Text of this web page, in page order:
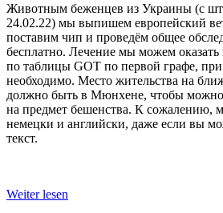
Животным беженцев из Украины (с
24.02.22) мы выпишем европейский
поставим чип и проведём общее
бесплатно. Лечение мы можем
по таблицы GOT по первой графе, при
необходимо. Место жительства на
должно быть в Мюнхене, чтобы
на предмет бешенства. К сожалению,
немецки и английски, даже если вы
текст.
Weiter lesen